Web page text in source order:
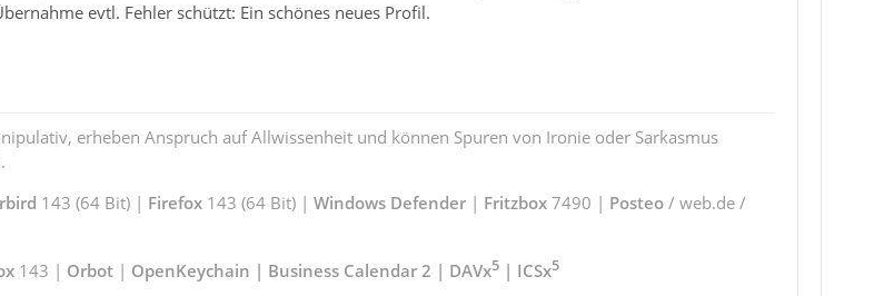
evtl. Fehler schützt: Ein schönes neues Profil.
erheben Anspruch auf Allwissenheit und können Spuren von Ironie oder Sarkasmus
143 (64 Bit) | Firefox143 (64 Bit) | Windows Defender| Fritzbox7490 | Posteo/ web.de /
143 | Orbot| OpenKeychain | Business Calendar 2 | DAVx5| ICSx5